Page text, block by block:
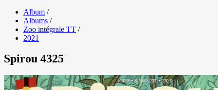
Album /
Albums /
Zoo intégrale TT /
2021
Spirou 4325